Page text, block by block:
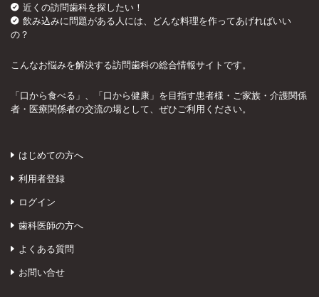
近くの訪問歯科を探したい！
飲み込みに問題がある人には、どんな料理を作ってあげればいい
の？
こんなお悩みを解決する訪問歯科の総合情報サイトです。
「口から食べる」、「口から健康」を目指す患者様・ご家族・介護関係
者・医療関係者の交流の場として、ぜひご利用ください。
はじめての方へ
利用者登録
ログイン
歯科医師の方へ
よくある質問
お問い合せ